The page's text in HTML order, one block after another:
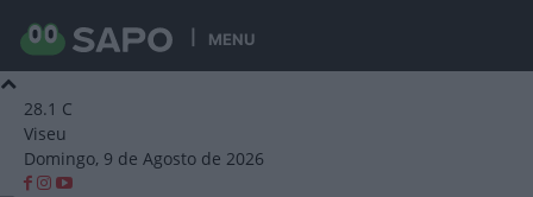
MENU
28.1 C
Viseu
Domingo, 9 de Agosto de 2026